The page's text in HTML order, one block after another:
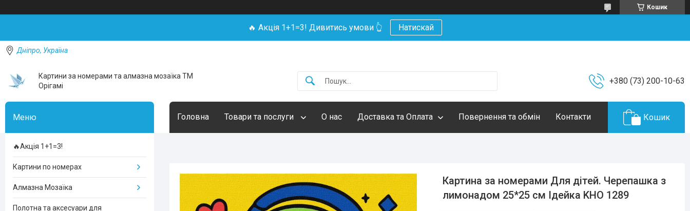
Кошик
🔥 Акція 1+1=3! Дивитись умови 👆 Натискай
Дніпро, Україна
Картини за номерами та алмазна мозаїка ТМ
Орігамі
+380 (73) 200-10-63
Головна Товари та послуги О нас Доставка та Оплата Повернення та обмін Контакти Кошик
Картина за номерами Для дітей. Черепашка з
лимонадом 25*25 см Ідейка KHO 1289
🔥Акція 1+1=3!
Картини по номерах
Алмазна Мозаїка
Полотна та аксесуари для